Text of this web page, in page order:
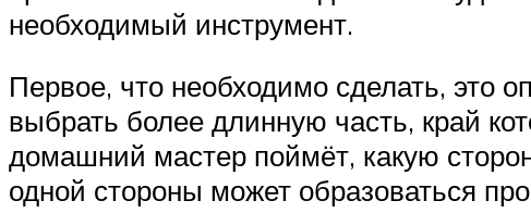
необходимый инструмент.
Первое, что необходимо сделать, это
выбрать более длинную часть, край
домашний мастер поймёт, какую
одной стороны может образоваться